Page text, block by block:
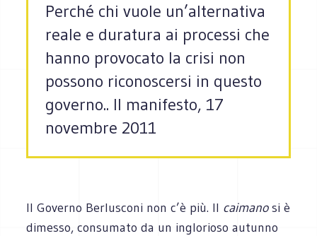
Perché chi vuole un’alternativa
reale e duratura ai processi che
hanno provocato la crisi non
possono riconoscersi in questo
governo.. Il manifesto, 17
novembre 2011
Il Governo Berlusconi non c’è più. Il caimanosi è
dimesso, consumato da un inglorioso autunno